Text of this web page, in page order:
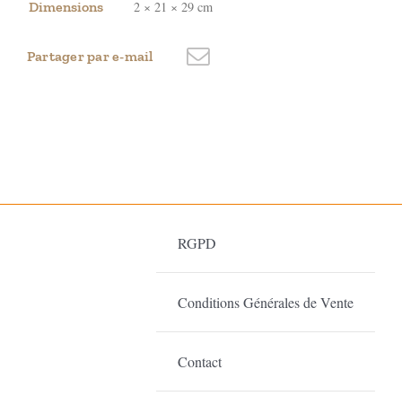
Dimensions
2 × 21 × 29 cm
Partager par e-mail
RGPD
Conditions Générales de Vente
Contact